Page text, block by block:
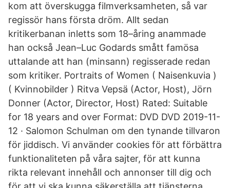
kom att överskugga filmverksamheten, så var
regissör hans första dröm. Allt sedan
kritikerbanan inletts som 18–åring anammade
han också Jean–Luc Godards smått famösa
uttalande att han (minsann) regisserade redan
som kritiker. Portraits of Women ( Naisenkuvia )
( Kvinnobilder ) Ritva Vepsä (Actor, Host), Jörn
Donner (Actor, Director, Host) Rated: Suitable
for 18 years and over Format: DVD DVD 2019-11-
12 · Salomon Schulman om den tynande tillvaron
för jiddisch. Vi använder cookies för att förbättra
funktionaliteten på våra sajter, för att kunna
rikta relevant innehåll och annonser till dig och